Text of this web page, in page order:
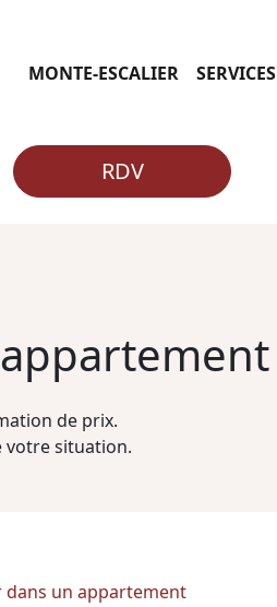
MONTE-ESCALIER SERVICES
RDV
de prix.
votre situation.
un appartement